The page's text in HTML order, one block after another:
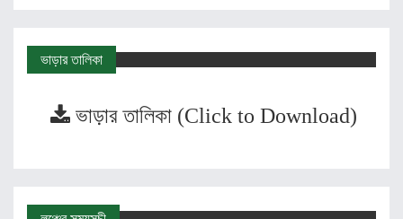
ভাড়ার তালিকা
ভাড়ার তালিকা (Click to Download)